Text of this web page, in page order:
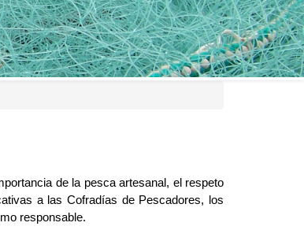
de la pesca artesanal, el respeto
a las Cofradías de Pescadores, los
responsable.